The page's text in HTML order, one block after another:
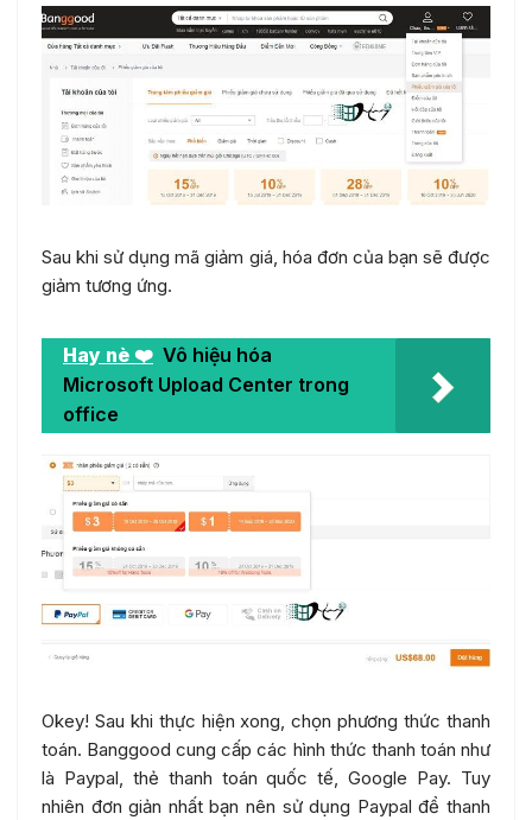
Sau khi sử dụng mã giảm giá, hóa đơn của bạn sẽ được
giảm tương ứng.
Hay nè ❤️ Vô hiệu hóa
Microsoft Upload Center trong
office
Okey! Sau khi thực hiện xong, chọn phương thức thanh
toán. Banggood cung cấp các hình thức thanh toán như
là Paypal, thẻ thanh toán quốc tế, Google Pay. Tuy
nhiên đơn giản nhất bạn nên sử dụng Paypal để thanh